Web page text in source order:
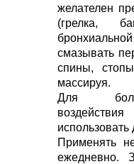
желателен
(грелка,
смазывать
спины,
массируя.
Для
использовать
Применять
ежедневно.